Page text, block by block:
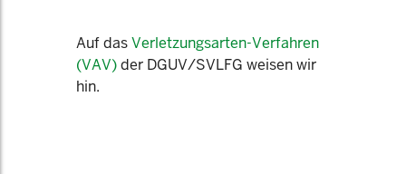
Auf dasVerletzungsarten-Verfahren
(VAV)der DGUV/SVLFG weisen wir
hin.